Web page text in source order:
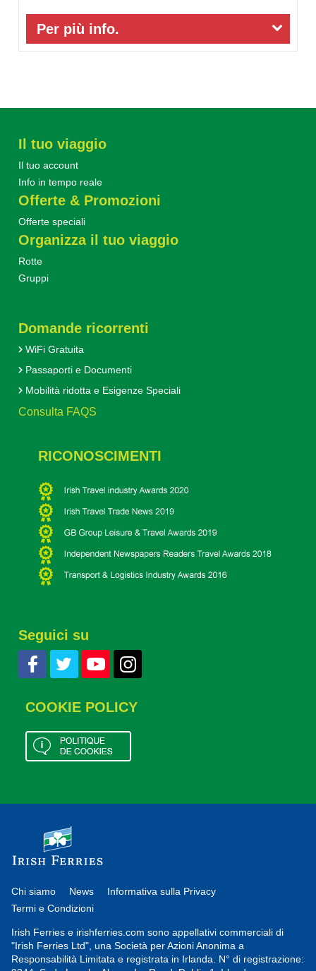
Per più info.
Il tuo viaggio
Il tuo account
Info in tempo reale
Offerte & Promozioni
Offerte speciali
Organizza il tuo viaggio
Rotte
Gruppi
Domande ricorrenti
WiFi Gratuita
Passaporti e Documenti
Mobilità ridotta e Esigenze Speciali
Consulta FAQS
RICONOSCIMENTI
Seguici su
COOKIE POLICY
Chi siamo News
Informativa sulla Privacy
Termi e Condizioni
Irish Ferries e irishferries.com sono appellativi commerciali di
"Irish Ferries Ltd", una Società per Azioni Anonima a
Responsabilità Limitata e registrata in Irlanda. N° di registrazione: